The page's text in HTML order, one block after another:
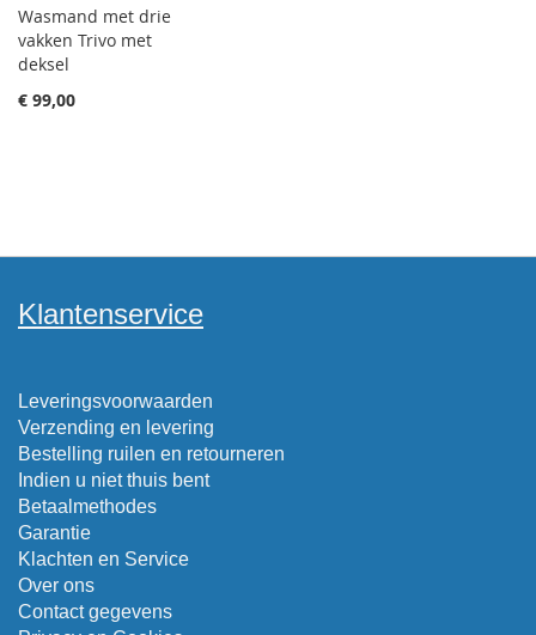
Wasmand met drie
vakken Trivo met
deksel
€ 99,00
Klantenservice
Leveringsvoorwaarden
Verzending en levering
Bestelling ruilen en retourneren
Indien u niet thuis bent
Betaalmethodes
Garantie
Klachten en Service
Over ons
Contact gegevens